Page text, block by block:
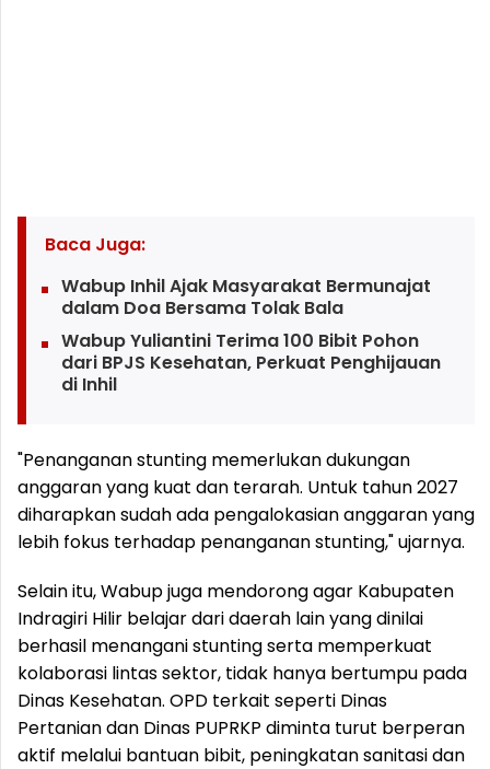
Baca Juga:
Wabup Inhil Ajak Masyarakat Bermunajat
dalam Doa Bersama Tolak Bala
Wabup Yuliantini Terima 100 Bibit Pohon
dari BPJS Kesehatan, Perkuat Penghijauan
di Inhil
"Penanganan stunting memerlukan dukungan
anggaran yang kuat dan terarah. Untuk tahun 2027
diharapkan sudah ada pengalokasian anggaran yang
lebih fokus terhadap penanganan stunting," ujarnya.
Selain itu, Wabup juga mendorong agar Kabupaten
Indragiri Hilir belajar dari daerah lain yang dinilai
berhasil menangani stunting serta memperkuat
kolaborasi lintas sektor, tidak hanya bertumpu pada
Dinas Kesehatan. OPD terkait seperti Dinas
Pertanian dan Dinas PUPRKP diminta turut berperan
aktif melalui bantuan bibit, peningkatan sanitasi dan